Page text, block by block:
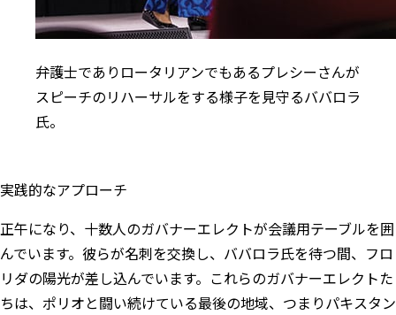
弁護士でありロータリアンでもあるプレシーさんが
スピーチのリハーサルをする様子を見守るババロラ
氏。
実践的なアプローチ
正午になり、十数人のガバナーエレクトが会議用テーブルを囲
んでいます。彼らが名刺を交換し、ババロラ氏を待つ間、フロ
リダの陽光が差し込んでいます。これらのガバナーエレクトた
ちは、ポリオと闘い続けている最後の地域、つまりパキスタン